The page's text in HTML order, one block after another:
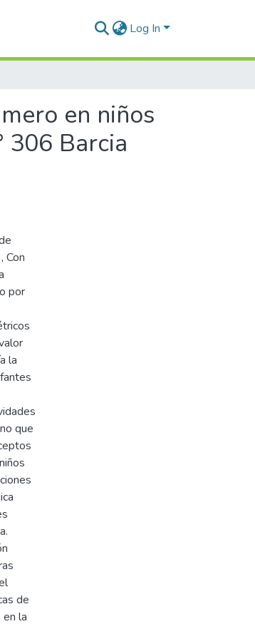
Log In
en niños
306 Barcia
Con
por
la
que
de
la